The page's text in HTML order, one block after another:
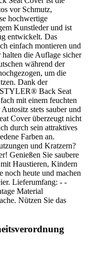
vor Schmutz,
hochwertige
Kunstleder und ist
entwickelt. Das
einfach montieren und
die Auflage sicher
während der
um die
Dank der
Back Seat
mit einem feuchten
stets sauber und
Cover überzeugt nicht
durch sein attraktives
Farben an.
und Kratzern?
Genießen Sie saubere
Haustieren, Kindern
noch heute und machen
Lieferumfang: - -
Material
Nützen Sie das